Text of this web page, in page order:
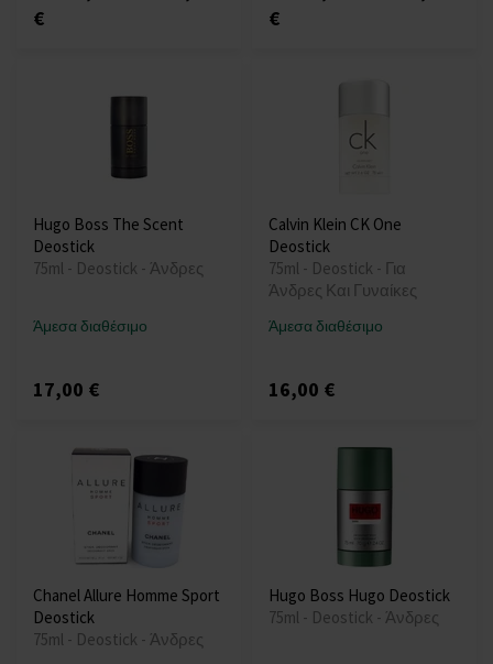
€
€
Hugo Boss The Scent
Deostick
75ml - Deostick - Άνδρες
Άμεσα διαθέσιμο
17,00 €
Calvin Klein CK One
Deostick
75ml - Deostick - Για
Άνδρες Και Γυναίκες
Άμεσα διαθέσιμο
16,00 €
Chanel Allure Homme Sport
Deostick
75ml - Deostick - Άνδρες
Hugo Boss Hugo Deostick
75ml - Deostick - Άνδρες